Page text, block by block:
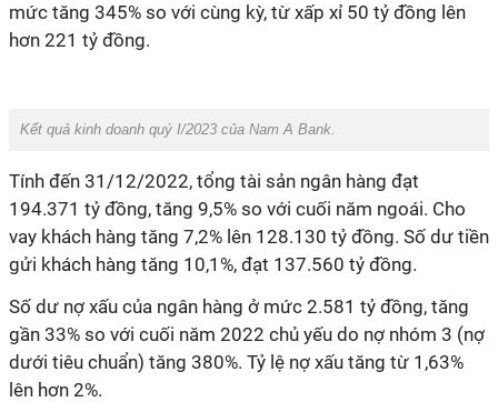
mức tăng 345% so với cùng kỳ, từ xấp xỉ 50 tỷ đồng lên
hơn 221 tỷ đồng.
Kết quả kinh doanh quý I/2023 của Nam A Bank.
Tính đến 31/12/2022, tổng tài sản ngân hàng đạt
194.371 tỷ đồng, tăng 9,5% so với cuối năm ngoái. Cho
vay khách hàng tăng 7,2% lên 128.130 tỷ đồng. Số dư tiền
gửi khách hàng tăng 10,1%, đạt 137.560 tỷ đồng.
Số dư nợ xấu của ngân hàng ở mức 2.581 tỷ đồng, tăng
gần 33% so với cuối năm 2022 chủ yếu do nợ nhóm 3 (nợ
dưới tiêu chuẩn) tăng 380%. Tỷ lệ nợ xấu tăng từ 1,63%
lên hơn 2%.